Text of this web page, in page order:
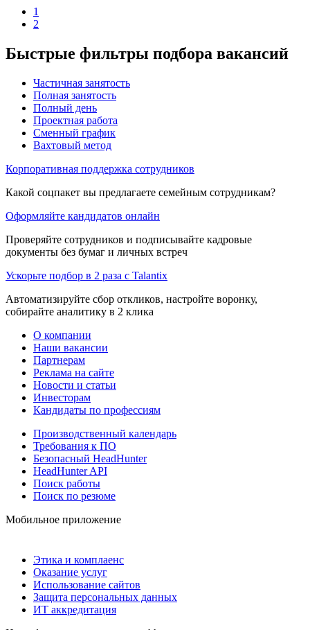
1
2
Быстрые фильтры подбора вакансий
Частичная занятость
Полная занятость
Полный день
Проектная работа
Сменный график
Вахтовый метод
Корпоративная поддержка сотрудников
Какой соцпакет вы предлагаете семейным сотрудникам?
Оформляйте кандидатов онлайн
Проверяйте сотрудников и подписывайте кадровые
документы без бумаг и личных встреч
Ускорьте подбор в 2 раза с Talantix
Автоматизируйте сбор откликов, настройте воронку,
собирайте аналитику в 2 клика
О компании
Наши вакансии
Партнерам
Реклама на сайте
Новости и статьи
Инвесторам
Кандидаты по профессиям
Производственный календарь
Требования к ПО
Безопасный HeadHunter
HeadHunter API
Поиск работы
Поиск по резюме
Мобильное приложение
Этика и комплаенс
Оказание услуг
Использование сайтов
Защита персональных данных
ИТ аккредитация